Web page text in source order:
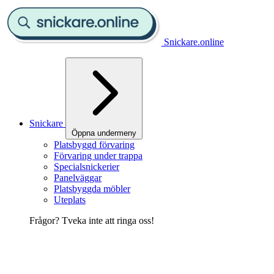
Snickare.online
Snickare
Öppna undermeny
Platsbyggd förvaring
Förvaring under trappa
Specialsnickerier
Panelväggar
Platsbyggda möbler
Uteplats
Frågor? Tveka inte att ringa oss!